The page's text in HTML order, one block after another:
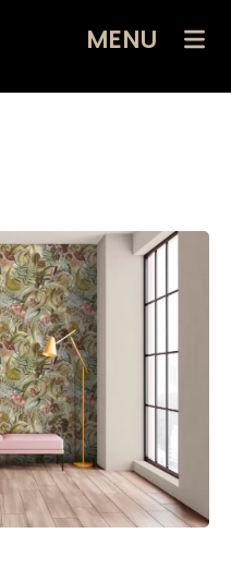
MENU